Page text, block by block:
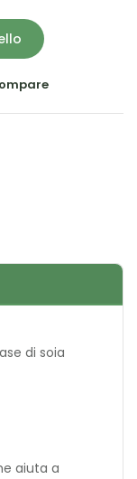
di soia
aiuta a